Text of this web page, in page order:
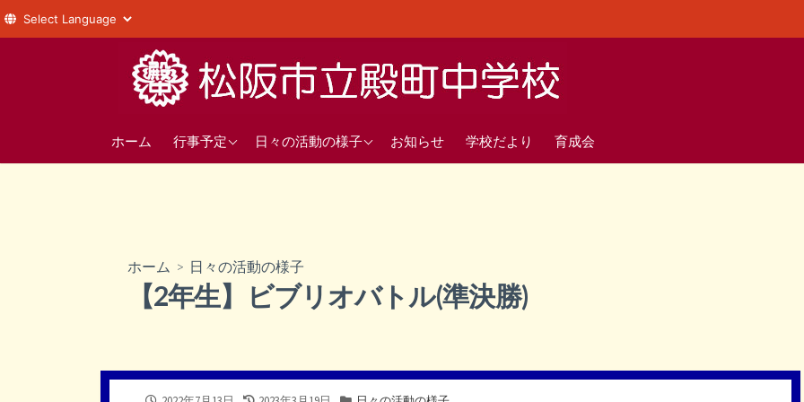
へ
ホーム 行事予定
年間の行事予定日々の活動の様子
1年
生徒会
お知らせ 学校だより 育成会
ホーム > 日々の活動の様子
【2年生】ビブリオバトル(準決勝)
公
最
カ